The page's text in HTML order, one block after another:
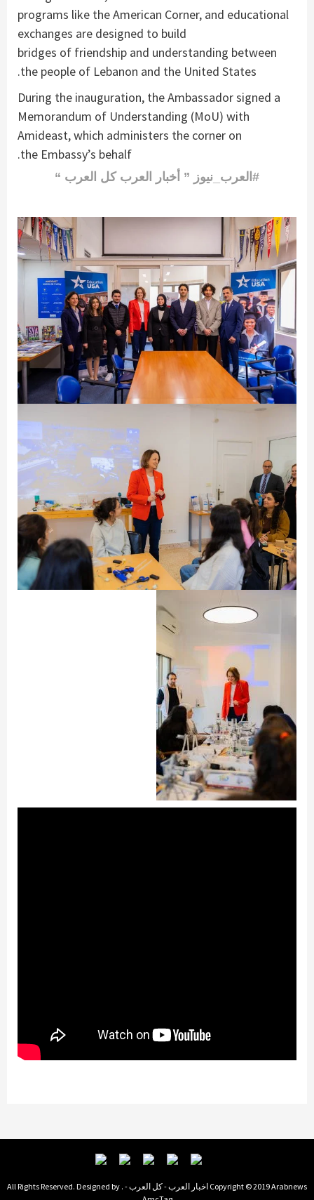
programs like the American Corner, and educational
exchanges are designed to build
bridges of friendship and understanding between
the people of Lebanon and the United States.
During the inauguration, the Ambassador signed a
Memorandum of Understanding (MoU) with
Amideast, which administers the corner on
the Embassy’s behalf.
#العرب_نيوز ” أخبار العرب كل العرب “
Copyright © 2019 Arabnews اخبار العرب - كل العرب - . All Rights Reserved. Designed by